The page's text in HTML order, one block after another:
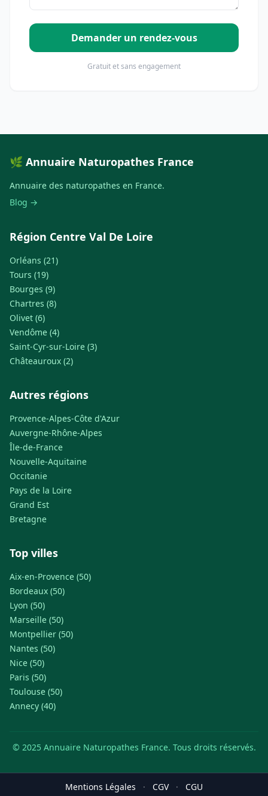
Demander un rendez-vous
Gratuit et sans engagement
🌿 Annuaire Naturopathes France
Annuaire des naturopathes en France.
Blog →
Région Centre Val De Loire
Orléans (21)
Tours (19)
Bourges (9)
Chartres (8)
Olivet (6)
Vendôme (4)
Saint-Cyr-sur-Loire (3)
Châteauroux (2)
Autres régions
Provence-Alpes-Côte d'Azur
Auvergne-Rhône-Alpes
Île-de-France
Nouvelle-Aquitaine
Occitanie
Pays de la Loire
Grand Est
Bretagne
Top villes
Aix-en-Provence (50)
Bordeaux (50)
Lyon (50)
Marseille (50)
Montpellier (50)
Nantes (50)
Nice (50)
Paris (50)
Toulouse (50)
Annecy (40)
© 2025 Annuaire Naturopathes France. Tous droits réservés.
Mentions Légales · CGV · CGU